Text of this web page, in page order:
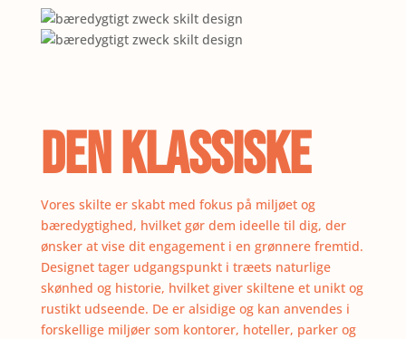
DEN klassiske
Vores skilte er skabt med fokus på miljøet og
bæredygtighed, hvilket gør dem ideelle til dig, der
ønsker at vise dit engagement i en grønnere fremtid.
Designet tager udgangspunkt i træets naturlige
skønhed og historie, hvilket giver skiltene et unikt og
rustikt udseende. De er alsidige og kan anvendes i
forskellige miljøer som kontorer, hoteller, parker og